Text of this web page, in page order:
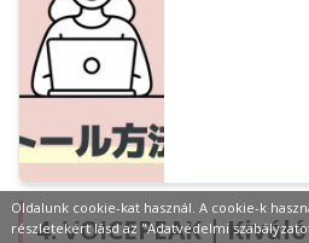
4. VOICEPEAK｜
Oldalunk cookie-kat használ. A cookie-k
részletekért lásd az"Adatvédelmi